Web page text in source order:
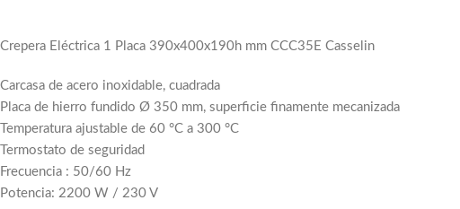
Crepera Eléctrica 1 Placa 390x400x190h mm CCC35E Casselin
Carcasa de acero inoxidable, cuadrada
Placa de hierro fundido Ø 350 mm, superficie finamente mecanizada
Temperatura ajustable de 60 °C a 300 °C
Termostato de seguridad
Frecuencia : 50/60 Hz
Potencia: 2200 W / 230 V